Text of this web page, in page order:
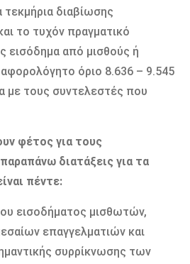
διαβίωσης
το τυχόν πραγματικό
εισόδημα από μισθούς ή
όριο 8.636 – 9.545
με τους συντελεστές που
φέτος για τους
διατάξεις για τα
πέντε:
εισοδήματος μισθωτών,
επαγγελματιών και
συρρίκνωσης των